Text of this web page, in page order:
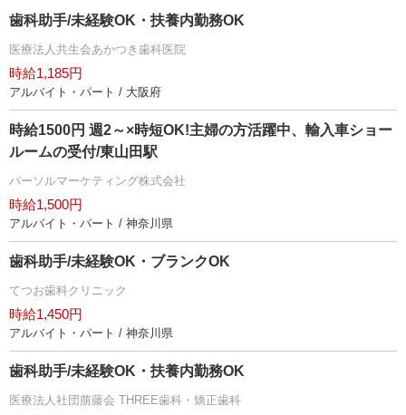
歯科助手/未経験OK・扶養内勤務OK
医療法人共生会あかつき歯科医院
時給1,185円
アルバイト・パート / 大阪府
時給1500円 週2～×時短OK!主婦の方活躍中、輸入車ショー
ルームの受付/東山田駅
パーソルマーケティング株式会社
時給1,500円
アルバイト・パート / 神奈川県
歯科助手/未経験OK・ブランクOK
てつお歯科クリニック
時給1,450円
アルバイト・パート / 神奈川県
歯科助手/未経験OK・扶養内勤務OK
医療法人社団萠藤会 THREE歯科・矯正歯科